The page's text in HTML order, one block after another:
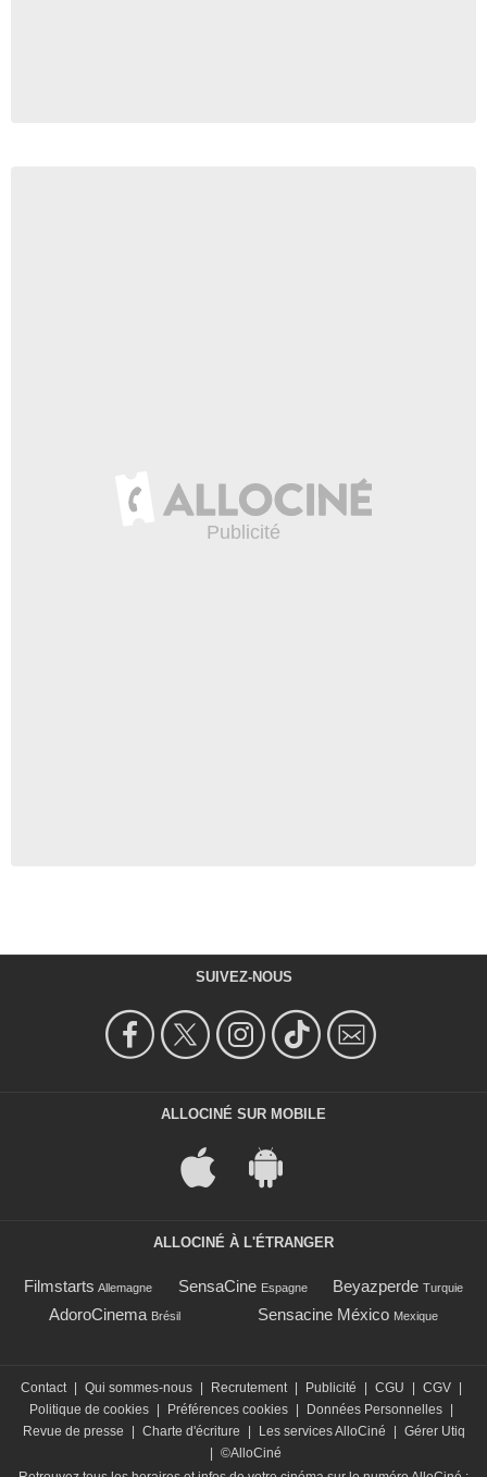
SUIVEZ-NOUS
ALLOCINÉ SUR MOBILE
ALLOCINÉ À L'ÉTRANGER
Filmstarts Allemagne SensaCine Espagne Beyazperde Turquie
AdoroCinema Brésil Sensacine México Mexique
Contact Qui sommes-nous Recrutement Publicité CGU CGV
Politique de cookies
Préférences cookies Données Personnelles
Revue de presse
Charte d'écriture Les services AlloCiné
Gérer Utiq
©AlloCiné